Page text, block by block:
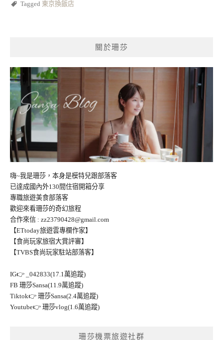
Tagged 東京換飯店
關於珊莎
嗨~我是珊莎，本身是模特兒跟部落客
已達成國內外130間住宿開箱分享
專職旅遊美食部落客
歡迎來看珊莎的奇幻旅程
合作來信 : zz23790428@gmail.com
【ETtoday旅遊雲專欄作家】
【食尚玩家旅宿大賞評審】
【TVBS食尚玩家駐站部落客】
IG👉
_042833(17.1萬追蹤)
FB 珊莎Sansa(11.9萬追蹤)
Tiktok👉 珊莎Sansa(2.4萬追蹤)
Youtube👉 珊莎vlog(1.6萬追蹤)
珊莎機票旅遊社群